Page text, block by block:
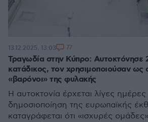
Τραγωδία στην Κύπρο: Αυτοκτόνησε
κατάδικος, τον χρησιμοποιούσαν ως
«βαρόνοι» της φυλακής
Η αυτοκτονία έρχεται λίγες ημέρες
δημοσιοποίηση της ευρωπαϊκής
καταγράφεται ότι «ισχυρές ομάδες»
13.12.2025, 13:03 77